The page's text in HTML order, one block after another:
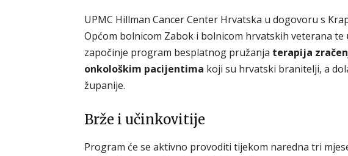
UPMC Hillman Cancer Center Hrvatska u dogovoru s
Općom bolnicom Zabok i bolnicom hrvatskih veterana
započinje program besplatnog pružanja terapija
onkološkim pacijentima koji su hrvatski branitelji, a
županije.
Brže i učinkovitije
Program će se aktivno provoditi tijekom naredna tri